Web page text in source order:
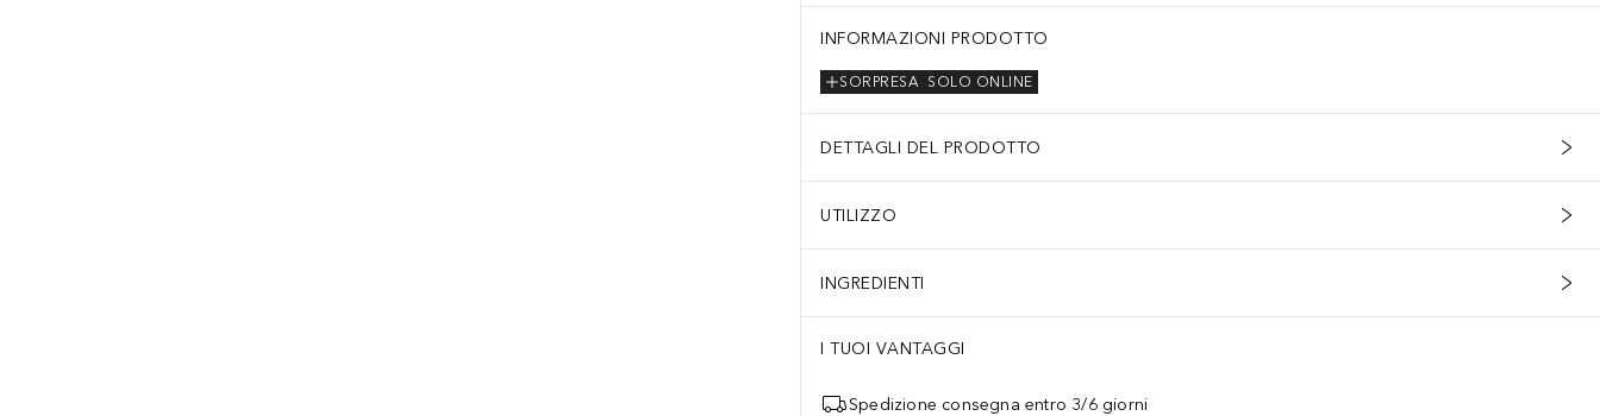
INFORMAZIONI PRODOTTO
SOLO ONLINE
SORPRESA
DETTAGLI DEL PRODOTTO
UTILIZZO
INGREDIENTI
I TUOI VANTAGGI
Spedizione consegna entro 3/6 giorni